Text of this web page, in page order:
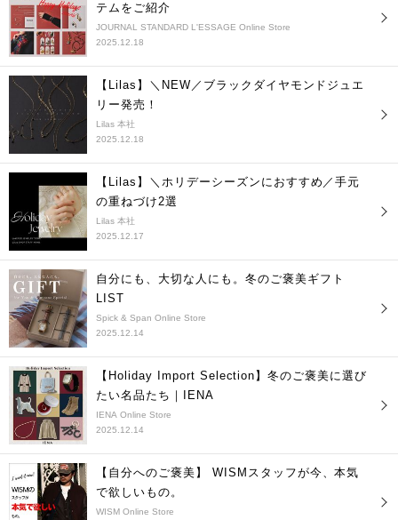
テムをご紹介
JOURNAL STANDARD L'ESSAGE Online Store
2025.12.18
【Lilas】＼NEW／ブラックダイヤモンドジュエ
リー発売！
Lilas 本社
2025.12.18
【Lilas】＼ホリデーシーズンにおすすめ／手元
の重ねづけ2選
Lilas 本社
2025.12.17
自分にも、大切な人にも。冬のご褒美ギフト
LIST
Spick & Span Online Store
2025.12.14
【Holiday Import Selection】冬のご褒美に選び
たい名品たち｜IENA
IENA Online Store
2025.12.14
【自分へのご褒美】 WISMスタッフが今、本気
で欲しいもの。
WISM Online Store